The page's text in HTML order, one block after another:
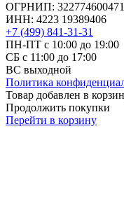
ОГРНИП:
ИНН: 4223 19389406
+7 (499) 841-31-31
ПН-ПТ с 10:00 до 19:00
СБ c 11:00 до 17:00
ВС выходной
Политика
Товар добавлен в
Продолжить покупки
Перейти в корзину